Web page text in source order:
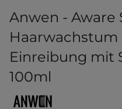
Anwen - Aware
Einreibung mit
100ml